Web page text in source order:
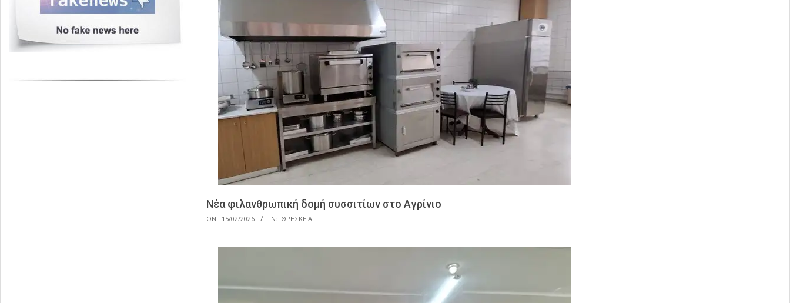
Νέα φιλανθρωπική δομή συσσιτίων στο Αγρίνιο
ON: 15/02/2026 IN: ΘΡΗΣΚΕΙΑ